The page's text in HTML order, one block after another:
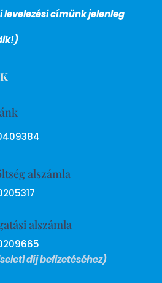
levelezési címünk jelenleg
alszámla
alszámla
díj befizetéséhez)